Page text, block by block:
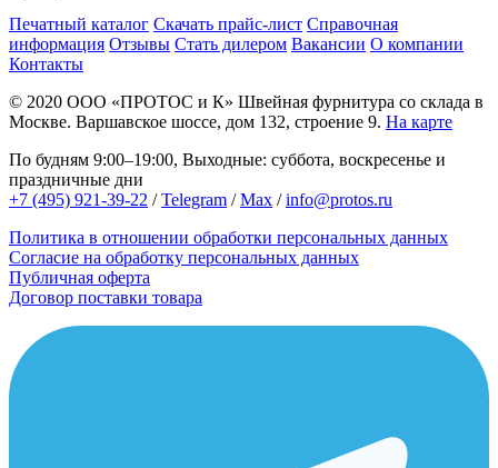
Печатный каталог Скачать прайс-лист Справочная
информация Отзывы Стать дилером Вакансии О компании
Контакты
© 2020 ООО «ПРОТОС и К» Швейная фурнитура со склада в
Москве. Варшавское шоссе, дом 132, строение 9. На карте
По будням 9:00–19:00, Выходные: суббота, воскресенье и
праздничные дни
+7 (495) 921-39-22 /Telegram /Max /info@protos.ru
Политика в отношении обработки персональных данных
Согласие на обработку персональных данных
Публичная оферта
Договор поставки товара